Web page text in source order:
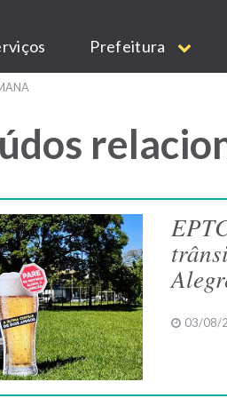
Prefeitura
03/08/